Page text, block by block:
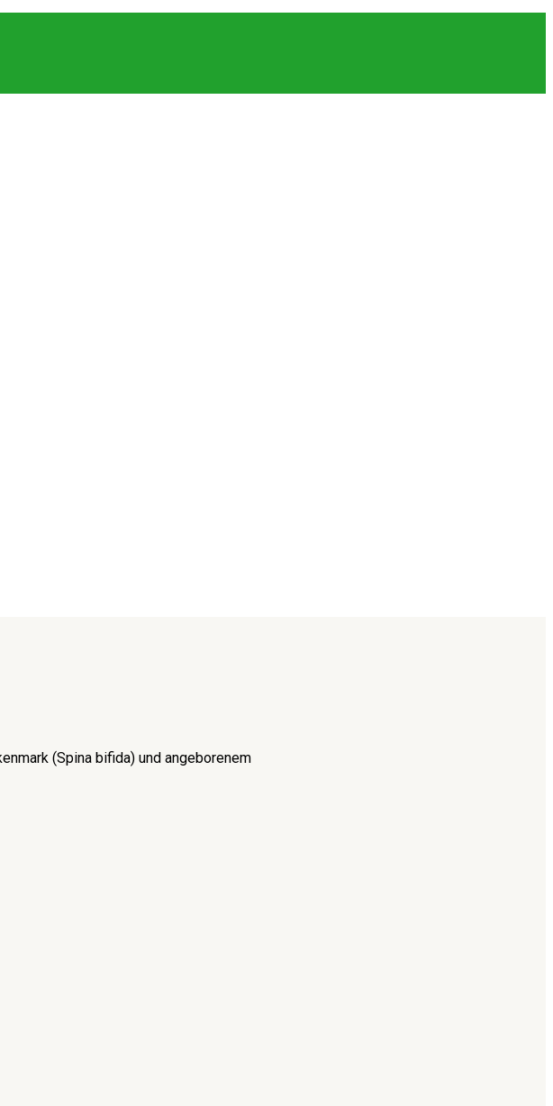
(Spina bifida) und angeborenem